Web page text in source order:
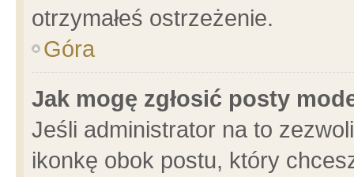
otrzymałeś ostrzeżenie.
Góra
Jak mogę zgłosić posty
Jeśli administrator na to
ikonkę obok postu, który